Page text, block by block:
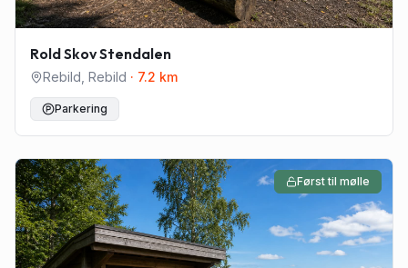
Rold Skov Stendalen
Rebild Rebild · 7.2 km
Parkering
Først til mølle